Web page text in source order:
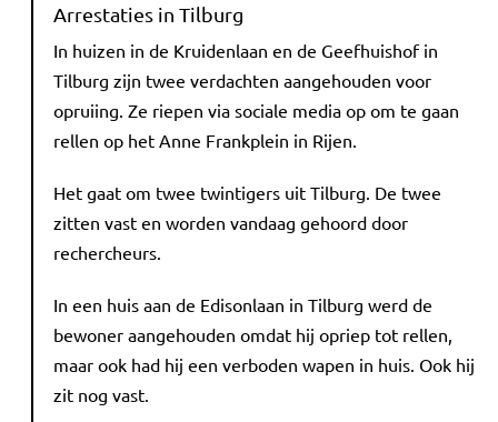
Arrestaties in Tilburg
In huizen in de Kruidenlaan en de Geefhuishof in
Tilburg zijn twee verdachten aangehouden voor
opruiing. Ze riepen via sociale media op om te gaan
rellen op het Anne Frankplein in Rijen.
Het gaat om twee twintigers uit Tilburg. De twee
zitten vast en worden vandaag gehoord door
rechercheurs.
In een huis aan de Edisonlaan in Tilburg werd de
bewoner aangehouden omdat hij opriep tot rellen,
maar ook had hij een verboden wapen in huis. Ook hij
zit nog vast.